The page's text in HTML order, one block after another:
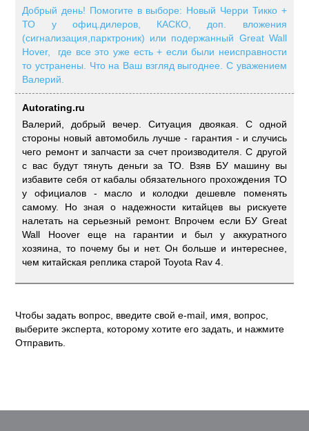
Добрый день! Помогите в выборе: Новый Черри Тикко +
ТО у офиц.дилеров, КАСКО, доп. вложения
(сигнализация,парктроник) или подержанный Great Wall
Hover, где все это уже есть + если были неисправности
то устранены. Что на Ваш взгляд выгоднее. С уважением
Валерий.
Autorating.ru
Валерий, добрый вечер. Ситуация двоякая. С одной
стороны новый автомобиль лучше - гарантия - и случись
чего ремонт и запчасти за счет производителя. С другой
с вас будут тянуть деньги за ТО. Взяв БУ машину вы
избавите себя от кабалы обязательного прохождения ТО
у официалов - масло и колодки дешевле поменять
самому. Но зная о надежности китайцев вы рискуете
налетать на серьезный ремонт. Впрочем если БУ Great
Wall Hoover еще на гарантии и был у аккуратного
хозяина, то почему бы и нет. Он больше и интереснее,
чем китайская реплика старой Toyota Rav 4.
Чтобы задать вопрос, введите свой e-mail, имя, вопрос,
выберите эксперта, которому хотите его задать, и нажмите
Отправить.